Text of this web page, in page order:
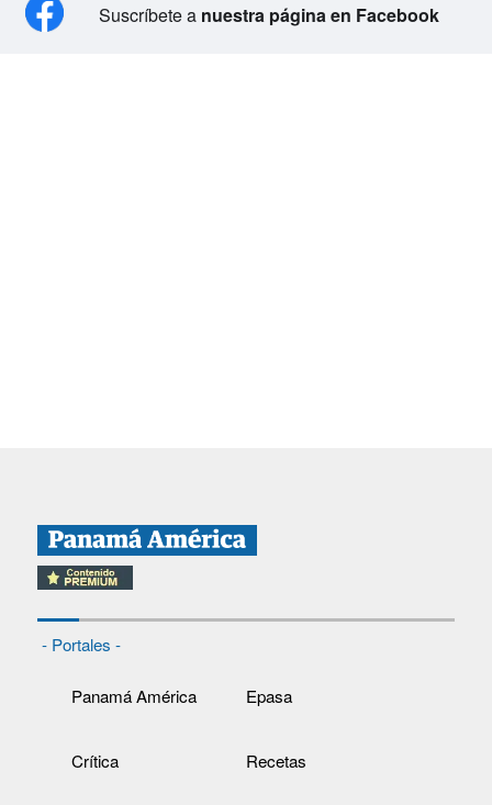
Suscríbete a nuestra página en Facebook
- Portales -
Panamá América Epasa
Crítica Recetas